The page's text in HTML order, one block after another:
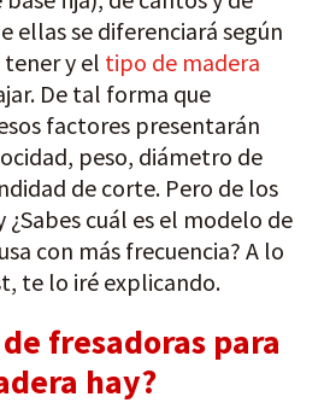
ellas se diferenciará según
tener y el tipo de madera
De tal forma que
factores presentarán
peso, diámetro de
de corte. Pero de los
cuál es el modelo de
con más frecuencia? A lo
te lo iré explicando.
fresadoras para
hay?